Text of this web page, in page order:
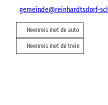
gemeinde@reinhardtsdorf-
Heenreis met de auto
Heenreis met de trein